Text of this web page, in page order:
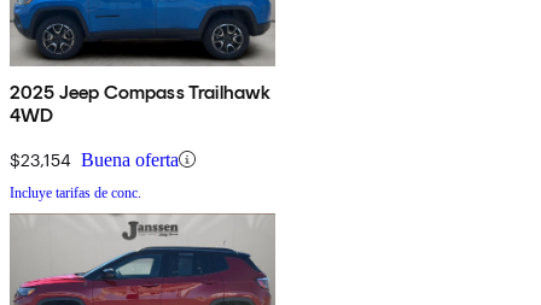
2025 Jeep Compass Trailhawk
4WD
$23,154 Buena oferta
Incluye tarifas de conc.